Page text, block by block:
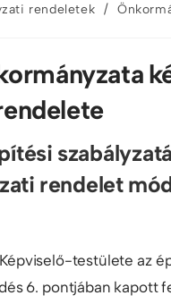
rendeletek /
rendelet
testülete az
6. pontjában kapott